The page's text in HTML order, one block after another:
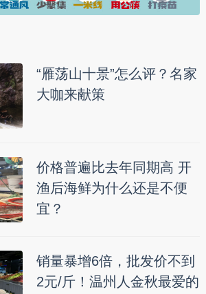
“雁荡山十景”怎么评？名家
大咖来献策
价格普遍比去年同期高 开
渔后海鲜为什么还是不便
宜？
销量暴增6倍，批发价不到
2元/斤！温州人金秋最爱的